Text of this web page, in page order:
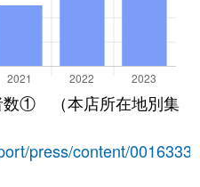
数① （本店所在地別集
press/content/